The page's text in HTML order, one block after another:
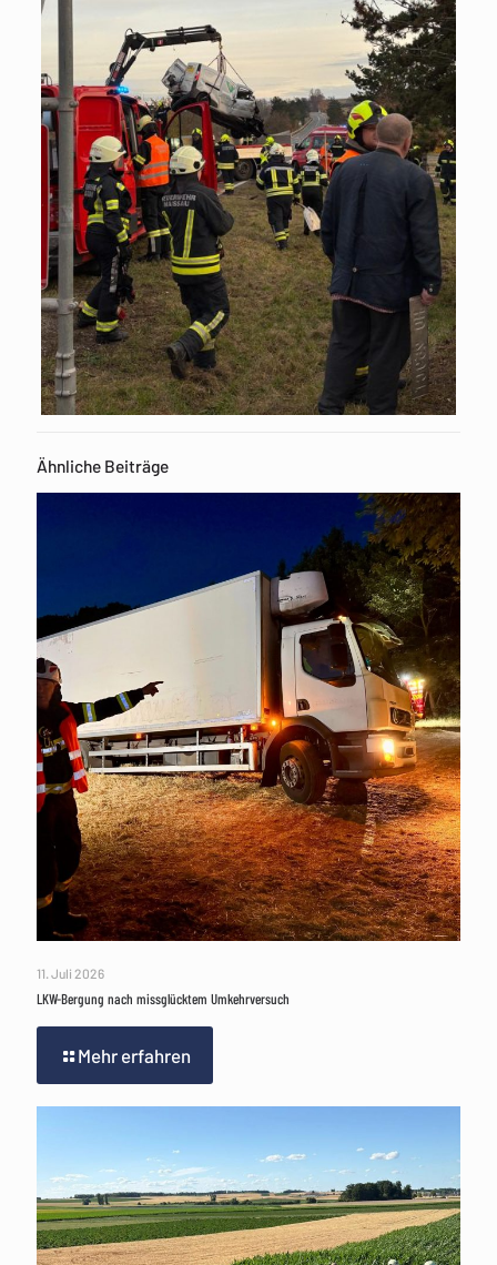
Ähnliche Beiträge
11. Juli 2026
LKW-Bergung nach missglücktem Umkehrversuch
Mehr erfahren